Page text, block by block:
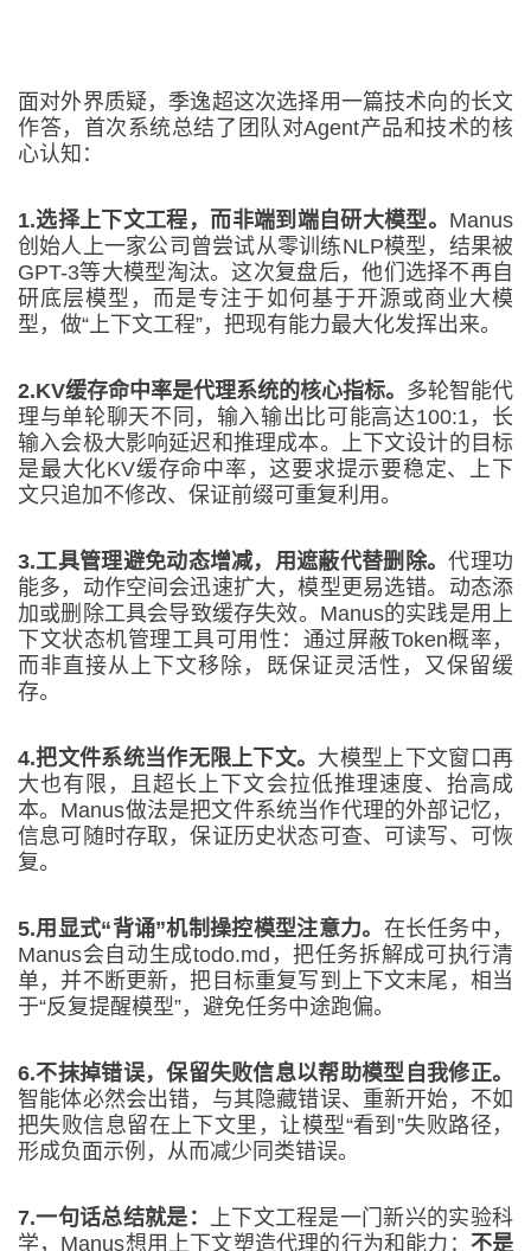
面对外界质疑，季逸超这次选择用一篇技术向的长文
作答，首次系统总结了团队对Agent产品和技术的核
心认知：
1.选择上下文工程，而非端到端自研大模型。 Manus
创始人上一家公司曾尝试从零训练NLP模型，结果被
GPT-3等大模型淘汰。这次复盘后，他们选择不再自
研底层模型，而是专注于如何基于开源或商业大模
型，做“上下文工程”，把现有能力最大化发挥出来。
2.KV缓存命中率是代理系统的核心指标。 多轮智能代
理与单轮聊天不同，输入输出比可能高达100:1，长
输入会极大影响延迟和推理成本。上下文设计的目标
是最大化KV缓存命中率，这要求提示要稳定、上下
文只追加不修改、保证前缀可重复利用。
3.工具管理避免动态增减，用遮蔽代替删除。代理功
能多，动作空间会迅速扩大，模型更易选错。动态添
加或删除工具会导致缓存失效。Manus的实践是用上
下文状态机管理工具可用性：通过屏蔽Token概率，
而非直接从上下文移除，既保证灵活性，又保留缓
存。
4.把文件系统当作无限上下文。 大模型上下文窗口再
大也有限，且超长上下文会拉低推理速度、抬高成
本。Manus做法是把文件系统当作代理的外部记忆，
信息可随时存取，保证历史状态可查、可读写、可恢
复。
5.用显式“背诵”机制操控模型注意力。 在长任务中，
Manus会自动生成todo.md，把任务拆解成可执行清
单，并不断更新，把目标重复写到上下文末尾，相当
于“反复提醒模型”，避免任务中途跑偏。
6.不抹掉错误，保留失败信息以帮助模型自我修正。
智能体必然会出错，与其隐藏错误、重新开始，不如
把失败信息留在上下文里，让模型“看到”失败路径，
形成负面示例，从而减少同类错误。
7.一句话总结就是： 上下文工程是一门新兴的实验科
学，Manus想用上下文塑造代理的行为和能力： 不是